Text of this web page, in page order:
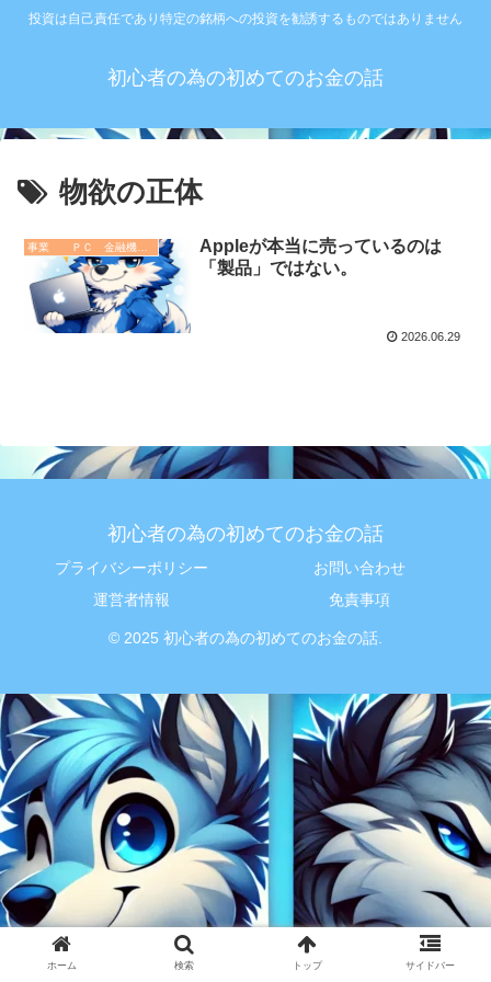
投資は自己責任であり特定の銘柄への投資を勧誘するものではありません
初心者の為の初めてのお金の話
物欲の正体
Appleが本当に売っているのは
「製品」ではない。
2026.06.29
初心者の為の初めてのお金の話
プライバシーポリシー
お問い合わせ
運営者情報
免責事項
© 2025 初心者の為の初めてのお金の話.
ホーム 検索 トップ サイドバー